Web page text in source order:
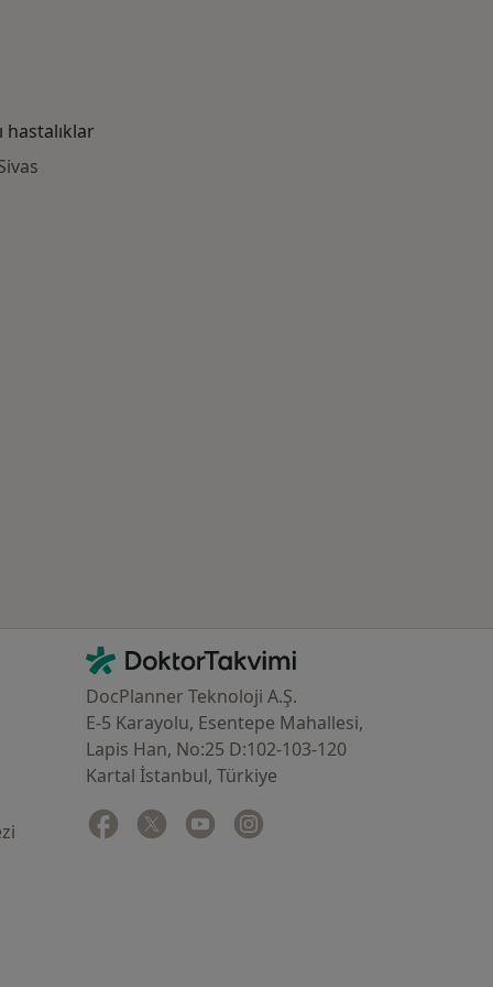
hastalıklar
İletişim
DoktorTakvimi - Ana Sayfa
DocPlanner Teknoloji A.Ş.
E-5 Karayolu, Esentepe Mahallesi,
Lapis Han, No:25 D:102-103-120
Kartal İstanbul, Türkiye
Facebook
yeni bir sekmede açılır
Twitter
yeni bir sekmede açılır
Youtube
yeni bir sekmede açılır